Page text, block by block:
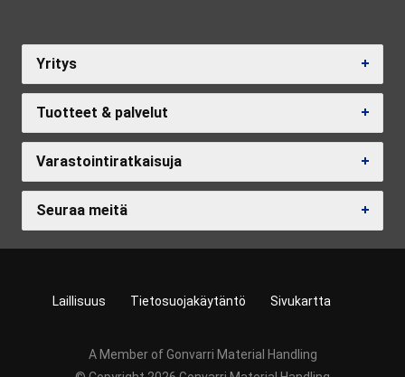
Yritys
Tuotteet & palvelut
Varastointiratkaisuja
Seuraa meitä
Laillisuus Tietosuojakäytäntö Sivukartta
A Member of Gonvarri Material Handling